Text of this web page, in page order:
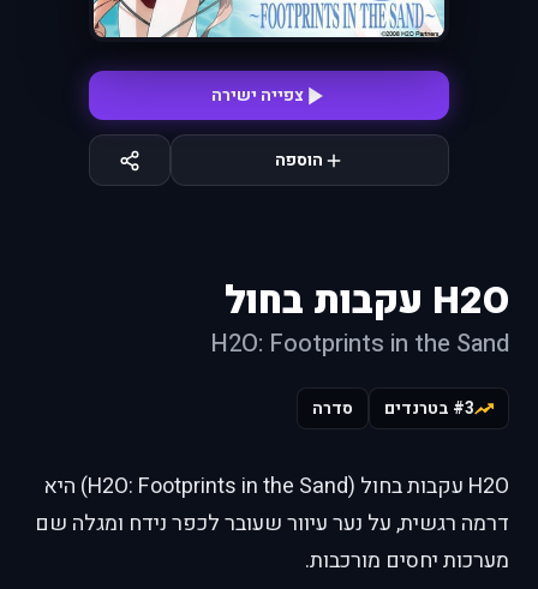
צפייה ישירה
הוספה
H2O עקבות בחול
H2O: Footprints in the Sand
#3 בטרנדים סדרה
H2O עקבות בחול (H2O: Footprints in the Sand) היא
דרמה רגשית, על נער עיוור שעובר לכפר נידח ומגלה שם
מערכות יחסים מורכבות.